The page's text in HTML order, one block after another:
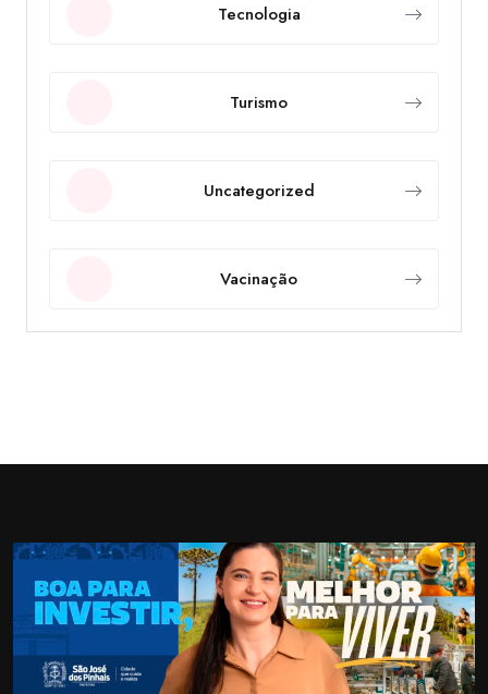
Tecnologia
Turismo
Uncategorized
Vacinação